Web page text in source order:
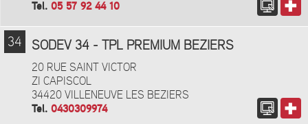
Tel. 05 57 92 44 10
34 SODEV 34 - TPL PREMIUM BEZIERS
20 RUE SAINT VICTOR
ZI CAPISCOL
34420 VILLENEUVE LES BEZIERS
Tel. 0430309974